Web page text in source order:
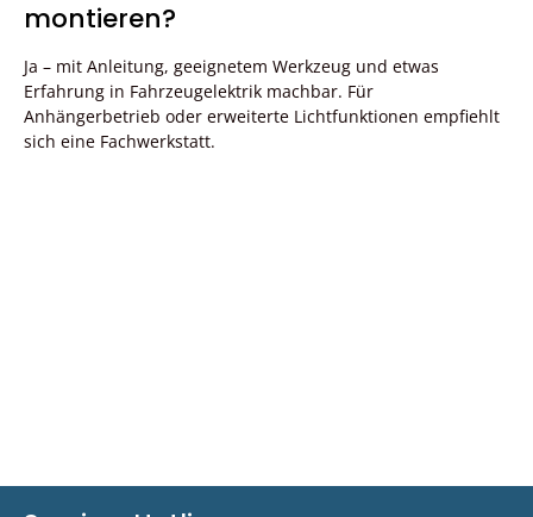
montieren?
Ja – mit Anleitung, geeignetem Werkzeug und etwas
Erfahrung in Fahrzeugelektrik machbar. Für
Anhängerbetrieb oder erweiterte Lichtfunktionen empfiehlt
sich eine Fachwerkstatt.